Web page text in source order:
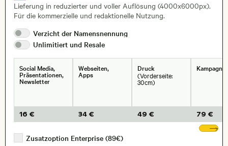
Lieferung in reduzierter und voller Auflösung (4000x6000px).
Für die kommerzielle und redaktionelle Nutzung.
Verzicht der Namensnennung
Unlimitiert und Resale
Social Media,
Präsentationen,
Newsletter
16 €
Webseiten,
Apps
34 €
Druck
(Vorderseite:
30cm)
49 € 79 €
Zusatzoption Enterprise (89€)